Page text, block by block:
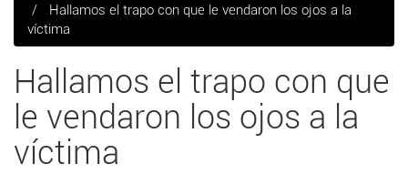
Hallamos el trapo con que le vendaron los ojos a la
víctima
Hallamos el trapo con que
le vendaron los ojos a la
víctima